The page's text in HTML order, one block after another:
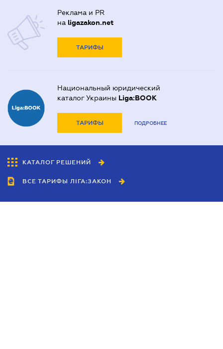
Реклама и PR
на ligazakon.net
ТАРИФЫ
Национальный юридический
каталог Украины Liga:BOOK
ТАРИФЫ ПОДРОБНЕЕ
КАТАЛОГ РЕШЕНИЙ
ВСЕ ТАРИФЫ ЛІГА:ЗАКОН